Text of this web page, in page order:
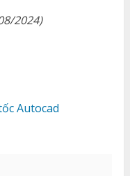
2024)
Autocad